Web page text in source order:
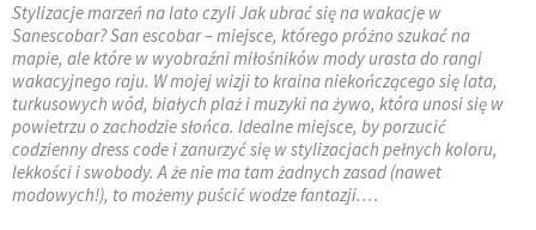
Stylizacje marzeń na lato czyli Jak ubrać się na wakacje w
Sanescobar? San escobar – miejsce, którego próżno szukać na
mapie, ale które w wyobraźni miłośników mody urasta do rangi
wakacyjnego raju. W mojej wizji to kraina niekończącego się lata,
turkusowych wód, białych plaż i muzyki na żywo, która unosi się w
powietrzu o zachodzie słońca. Idealne miejsce, by porzucić
codzienny dress code i zanurzyć się w stylizacjach pełnych koloru,
lekkości i swobody. A że nie ma tam żadnych zasad (nawet
modowych!), to możemy puścić wodze fantazji.…